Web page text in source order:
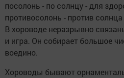
посолонь - по солнцу - для
противосолонь - против
В хороводе неразрывно
и игра. Он собирает большое
воедино.
Хороводы бывают